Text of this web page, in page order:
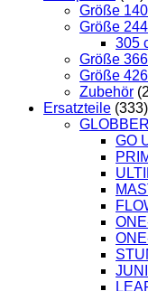
Größe
Größe
305
Größe
Größe
Zubehör
Ersatzteile (333)
GLOBBER
GO